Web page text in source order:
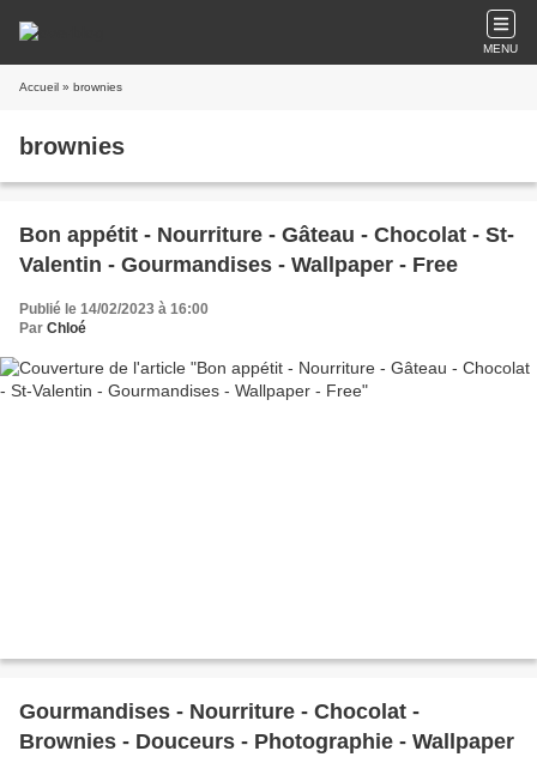
MENU
Accueil » brownies
brownies
Bon appétit - Nourriture - Gâteau - Chocolat - St-
Valentin - Gourmandises - Wallpaper - Free
Publié le 14/02/2023 à 16:00
Par Chloé
Gourmandises - Nourriture - Chocolat -
Brownies - Douceurs - Photographie - Wallpaper